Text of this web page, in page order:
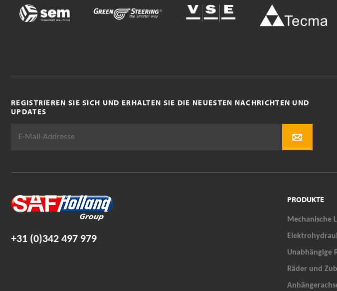
REGISTRIEREN SIE SICH UND ERHALTEN SIE DIE NEUESTEN NACHRICHTEN UND
UPDATES
+31 (0)342 497 979
PRODUKTE
Mechanische
Unabhängige
Räder und